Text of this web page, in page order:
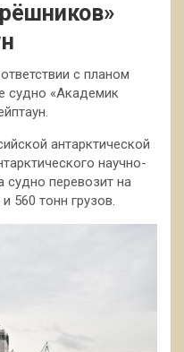
с планом
судно «Академик
антарктической
научно-
судно перевозит на
560 тонн грузов.